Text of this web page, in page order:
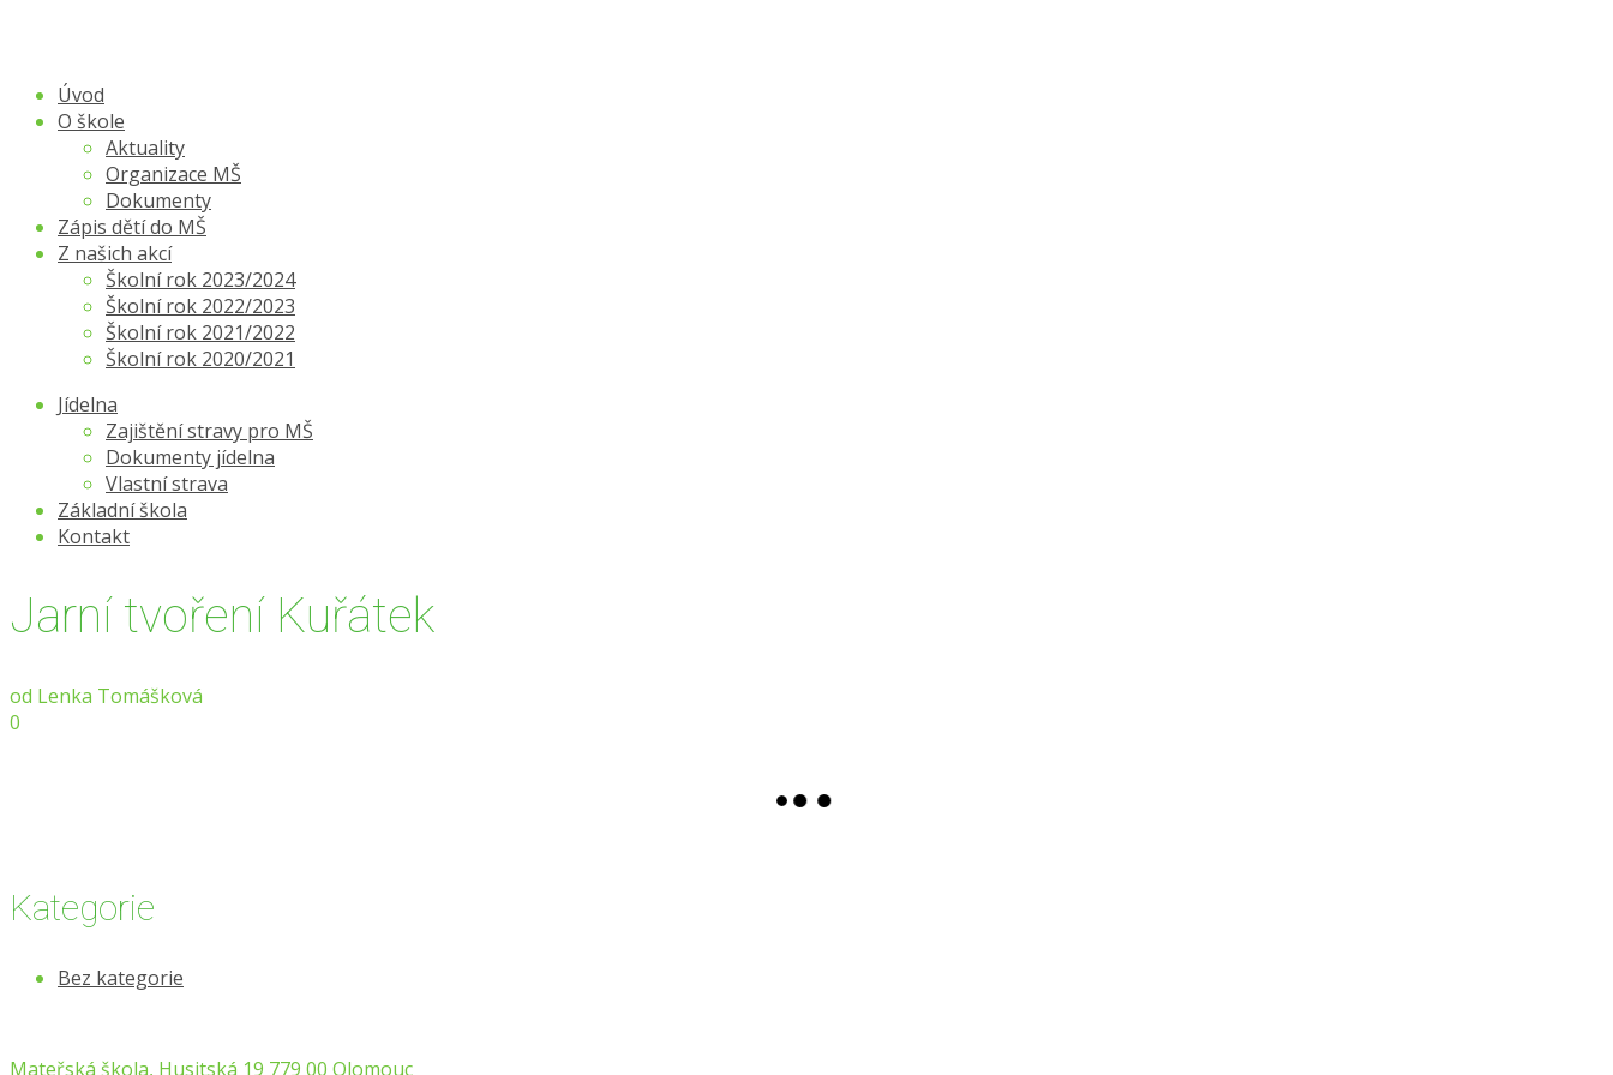
Úvod
O škole
Aktuality
Organizace MŠ
Dokumenty
Zápis dětí do MŠ
Z našich akcí
Školní rok 2023/2024
Školní rok 2022/2023
Školní rok 2021/2022
Školní rok 2020/2021
Jídelna
Zajištění stravy pro MŠ
Dokumenty jídelna
Vlastní strava
Základní škola
Kontakt
Jarní tvoření Kuřátek
od Lenka Tomášková
0
Kategorie
Bez kategorie
Mateřská škola, Husitská 19 779 00 Olomouc